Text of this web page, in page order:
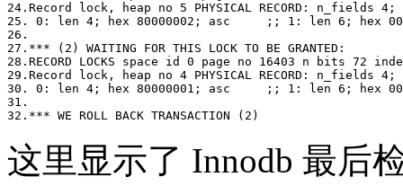
24.Record lock, heap no 5 PHYSICAL RECORD:
25. 0: len 4; hex 80000002; asc     ;; 1: len 6; hex
26.
27.*** (2) WAITING FOR THIS LOCK TO BE GRANTED:
28.RECORD LOCKS space id 0 page no 16403 n bits
29.Record lock, heap no 4 PHYSICAL RECORD:
30. 0: len 4; hex 80000001; asc     ;; 1: len 6; hex
31.
这里显示了 Innodb 最后